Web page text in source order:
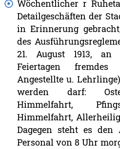
Wöchentlicherr
Detailgeschäftender
inErinnerung
des
21. August 1913, an
Feiertagenfremdes
Angestellteu. Lehrlinge)
werden darf:
Himmelfahrt,
Himmelfahrt,
Dagegen steht es den
Personal von 8 Uhr